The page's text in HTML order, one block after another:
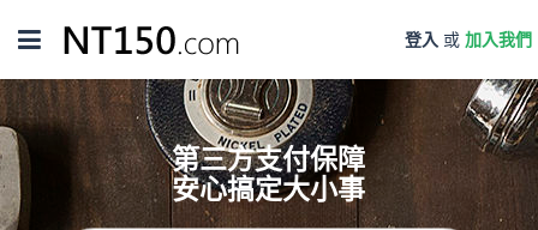
Toggle
navigation
登入 或 加入我們
第三方支付保障
安心搞定大小事